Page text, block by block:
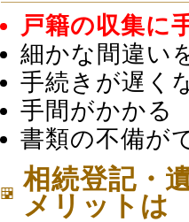
戸籍の収集に
細かな間違い
手続きが遅く
手間がかかる
書類の不備が
相続登記・
メリットは